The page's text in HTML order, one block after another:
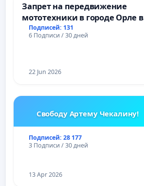
Запрет на передвижение
мототехники в городе Орле в
ночное время (с 22:00 до 05:00)
Подписей: 131
6 Подписи / 30 дней
22 Jun 2026
Свободу Артему Чекалину!
Подписей: 28 177
3 Подписи / 30 дней
13 Apr 2026